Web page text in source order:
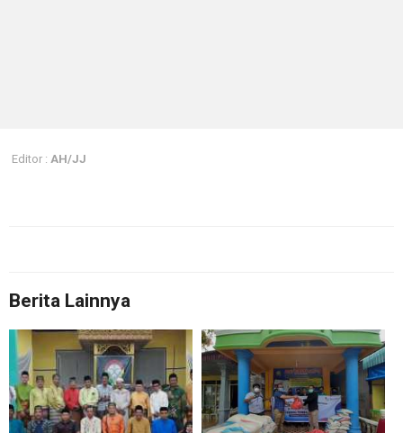
Editor : AH/JJ
Berita Lainnya